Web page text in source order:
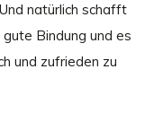
natürlich schafft
Bindung und es
und zufrieden zu